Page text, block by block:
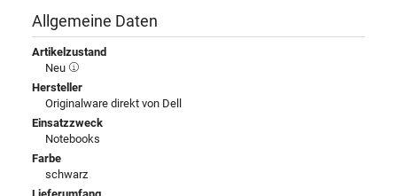
Allgemeine Daten
Artikelzustand
Neu
Hersteller
Originalware direkt von Dell
Einsatzzweck
Notebooks
Farbe
schwarz